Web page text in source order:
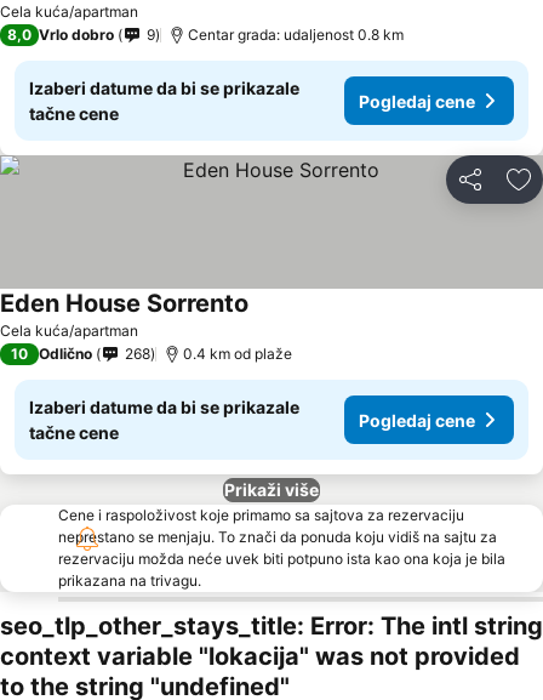
Cela kuća/apartman
8,0 Vrlo dobro 9 Centar grada: udaljenost 0.8 km
Izaberi datume da bi se prikazale
tačne cene
Pogledaj cene
Deli
Cela kuća/apartman
Eden House Sorrento
10 Odlično 268 0.4 km od plaže
Izaberi datume da bi se prikazale
tačne cene
Pogledaj cene
Prikaži više
Cene i raspoloživost koje primamo sa sajtova za rezervaciju
neprestano se menjaju. To znači da ponuda koju vidiš na sajtu za
rezervaciju možda neće uvek biti potpuno ista kao ona koja je bila
prikazana na trivagu.
seo_tlp_other_stays_title: Error: The intl string
context variable "lokacija" was not provided
to the string "undefined"